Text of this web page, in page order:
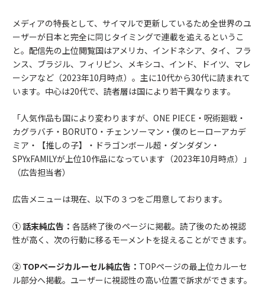
メディアの特長として、サイマルで更新しているため全世界のユ
ーザーが日本と完全に同じタイミングで連載を追えるというこ
と。配信先の上位閲覧国はアメリカ、インドネシア、タイ、フラ
ンス、ブラジル、フィリピン、メキシコ、インド、ドイツ、マレ
ーシアなど（2023年10月時点）。主に10代から30代に読まれて
います。中心は20代で、読者層は国により若干異なります。
「人気作品も国により変わりますが、ONE PIECE・呪術廻戦・
カグラバチ・BORUTO・チェンソーマン・僕のヒーローアカデ
ミア・【推しの子】・ドラゴンボール超・ダンダダン・
SPYxFAMILYが上位10作品になっています（2023年10月時点）」
（広告担当者）
広告メニューは現在、以下の３つをご用意しております。
① 話末純広告： 各話終了後のページに掲載。読了後のため視認
性が高く、次の行動に移るモーメントを捉えることができます。
② TOPページカルーセル純広告： TOPページの最上位カルーセ
ル部分へ掲載。ユーザーに視認性の高い位置で訴求ができます。